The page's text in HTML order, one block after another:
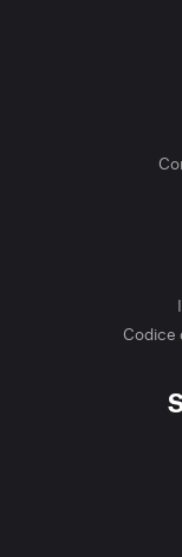
Codice